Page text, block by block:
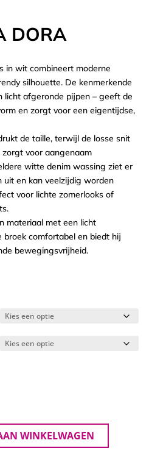
DORA
in wit combineert moderne
silhouette. De kenmerkende
licht afgeronde pijpen – geeft de
en zorgt voor een eigentijdse,
de taille, terwijl de losse snit
voor aangenaam
witte denim wassing ziet er
uit en kan veelzijdig worden
voor lichte zomerlooks of
materiaal met een licht
comfortabel en biedt hij
bewegingsvrijheid.
WINKELWAGEN